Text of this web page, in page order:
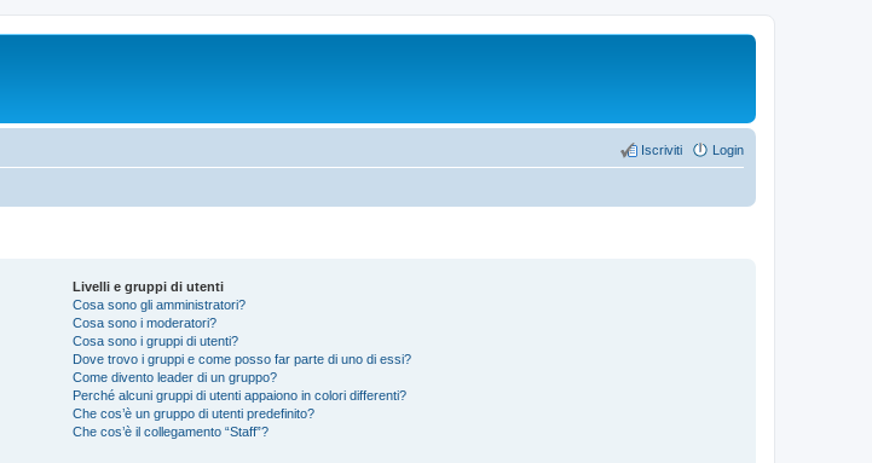
Login
Iscriviti
Livelli e gruppi di utenti
Cosa sono gli amministratori?
Cosa sono i moderatori?
Cosa sono i gruppi di utenti?
Dove trovo i gruppi e come posso far parte di uno di essi?
Come divento leader di un gruppo?
Perché alcuni gruppi di utenti appaiono in colori differenti?
Che cos’è un gruppo di utenti predefinito?
Che cos’è il collegamento “Staff”?